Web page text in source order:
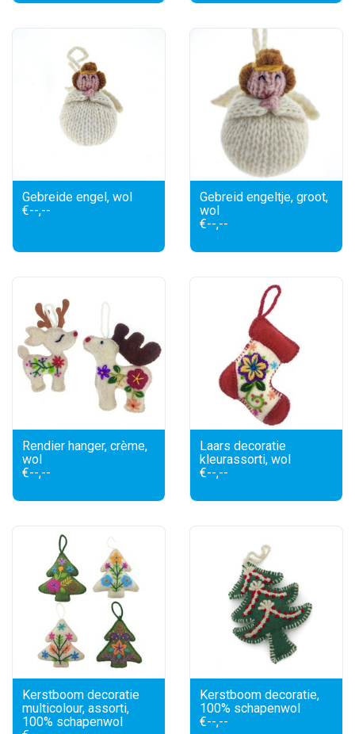
Gebreide engel, wol
€--,--
Gebreid engeltje, groot,
wol
€--,--
Rendier hanger, crème,
wol
€--,--
Laars decoratie
kleurassorti, wol
€--,--
Kerstboom decoratie
multicolour, assorti,
100% schapenwol
Kerstboom decoratie,
100% schapenwol
€--,--